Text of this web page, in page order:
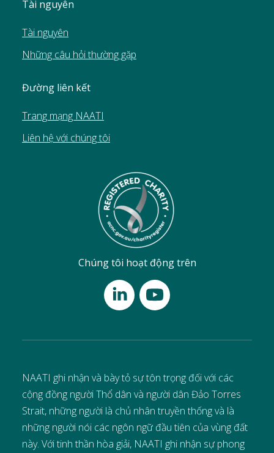
Tài nguyên
Tài nguyên
Những câu hỏi thường gặp
Đường liên kết
Trang mạng NAATI
Liên hệ với chúng tôi
Chúng tôi hoạt động trên
NAATI ghi nhận và bày tỏ sự tôn trọng đối với các
cộng đồng người Thổ dân và người dân Đảo Torres
Strait, những người là chủ nhân truyền thống và là
những người nói các ngôn ngữ đầu tiên của vùng đất
này. Với tinh thần hòa giải, NAATI ghi nhận sự phong